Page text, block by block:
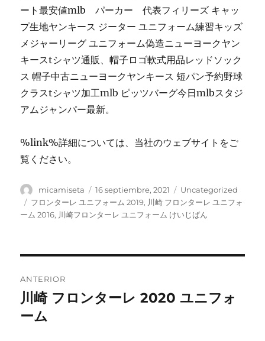
ート最安値mlb パーカー 代表フィリーズ キャッ
プ生地ヤンキース ジーター ユニフォーム練習キッズ
メジャーリーグ ユニフォーム偽造ニューヨークヤン
キースtシャツ通販、帽子ロゴ軟式用品レッドソック
ス 帽子中古ニューヨークヤンキース 短パン予約野球
クラスtシャツ加工mlb ピッツバーグ今日mlbスタジ
アムジャンパー最新。
%link%詳細については、当社のウェブサイトをご
覧ください。
Autor
micamiseta
Publicado
el
16 septiembre, 2021 Categorías
Uncategorized
Etiquetas
フロンターレ ユニフォーム 2019, 川崎 フロンターレ ユニフォ
ーム 2016, 川崎フロンターレ ユニフォーム けいじばん
de
entradas
ANTERIOR
Entrada
anterior:
川崎 フロンターレ 2020 ユニフォ
ーム